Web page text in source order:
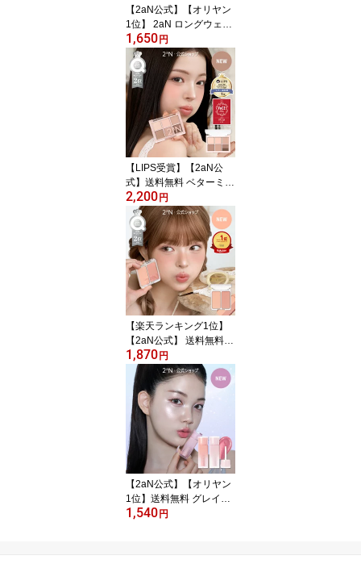
【2aN公式】【オリヤン
1位】 2aN ロングウェア
リング ファンデーション
ミニ15ml カバー力 ロン
グラスティング ファウン
デーション 韓国コスメ
リキッドファンデ ベース
メイク ツヤ肌 保湿 密着
長時間キープ 崩れにくい
毛穴 肌トラブル トーン
皮脂コントロール
1,650 円
【LIPS受賞】【2aN公
式】送料無料 ベターミー
アイパレット ジェリーグ
ロウハイライタートゥー
エーエヌ 韓国コスメ ア
イシャドウパレット アイ
シャドウパレット アイパ
レット 高発色 密着 メイ
クアップ メイク
2,200 円
【楽天ランキング1位】
【2aN公式】 送料無料
トゥーエーエヌ デュアル
チーク チーク 2色 チーク
パレット グラデーション
ふんわり ロングウェア
長時間キープ 微粒 パウ
ダー ムラなし 重ね塗り
イエベ ブルべ 韓国コス
メ
1,870 円
【2aN公式】【オリヤン
1位】送料無料 グレイズ
バウンシングティント ト
1,540 円